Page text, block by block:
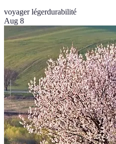
voyager légerdurabilité
Aug 8